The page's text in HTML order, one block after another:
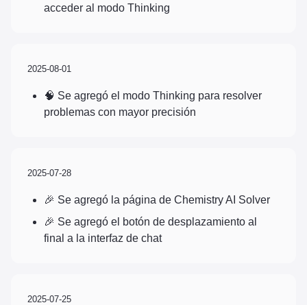
acceder al modo Thinking
2025-08-01
🧠 Se agregó el modo Thinking para resolver
problemas con mayor precisión
2025-07-28
🎉 Se agregó la página de Chemistry AI Solver
🎉 Se agregó el botón de desplazamiento al
final a la interfaz de chat
2025-07-25